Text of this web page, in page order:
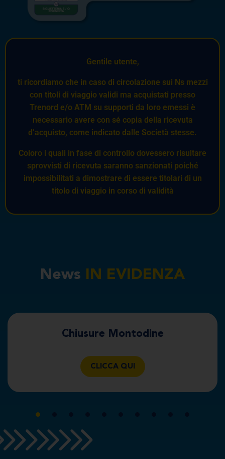
Gentile utente,
ti ricordiamo che in caso di circolazione sui Ns mezzi
con titoli di viaggio validi ma acquistati presso
Trenord e/o ATM su supporti da loro emessi è
necessario avere con sé copia della ricevuta
d’acquisto, come indicato dalle Società stesse.
Coloro i quali in fase di controllo dovessero risultare
sprovvisti di ricevuta saranno sanzionati poiché
impossibilitati a dimostrare di essere titolari di un
titolo di viaggio in corso di validità
News IN EVIDENZA
Chiusure Montodine
CLICCA QUI